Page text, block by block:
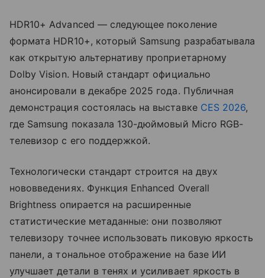
HDR10+ Advanced — следующее поколение
формата HDR10+, который Samsung разрабатывала
как открытую альтернативу проприетарному
Dolby Vision. Новый стандарт официально
анонсировали в декабре 2025 года. Публичная
демонстрация состоялась на выставке CES 2026,
где Samsung показала 130-дюймовый Micro RGB-
телевизор с его поддержкой.
Технологически стандарт строится на двух
нововведениях. Функция Enhanced Overall
Brightness опирается на расширенные
статистические метаданные: они позволяют
телевизору точнее использовать пиковую яркость
панели, а тональное отображение на базе ИИ
улучшает детали в тенях и усиливает яркость в